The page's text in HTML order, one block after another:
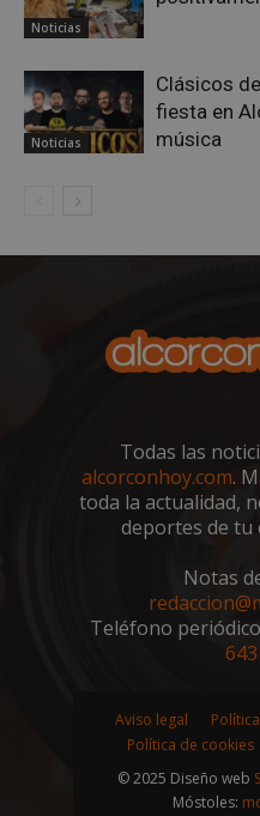
Noticias
Noticias
Clásicos
fiesta en
música
Todas las
alcorconhoy.com.
toda la actualidad,
deportes de tu
Notas
Teléfono
Aviso legal
Política de cookies
© 2025 Diseño web
Móstoles:
sp_landing